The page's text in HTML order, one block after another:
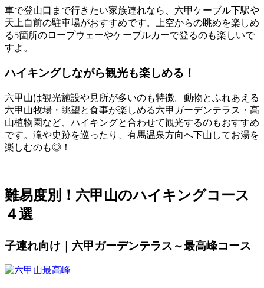
車で登山口まで行きたい家族連れなら、六甲ケーブル下駅や
天上自前の駐車場がおすすめです。上空からの眺めを楽しめ
る5箇所のロープウェーやケーブルカーで登るのも楽しいで
すよ。
ハイキングしながら観光も楽しめる！
六甲山は観光施設や見所が多いのも特徴。 動物とふれあえる
六甲山牧場・眺望と食事が楽しめる六甲ガーデンテラス・高
山植物園など、ハイキングと合わせて観光するのもおすすめ
です。滝や史跡を巡ったり、有馬温泉方向へ下山してお湯を
楽しむのも◎！
難易度別！六甲山のハイキングコース
４選
子連れ向け｜六甲ガーデンテラス～最高峰コース